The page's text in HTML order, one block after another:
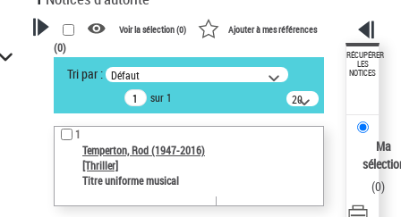
VOTRE RECHERCHE
Recherche avancée dans les
notices d’autorité
Œuvres liées à l'auteur :
Temperton, Rod (1947-2016)
Auteur d’œuvre
Voir la sélection (0) Ajouter à mes références
(0)
Tri par : Défaut
sur 1
20
résultats/page
1
Temperton, Rod (1947-2016)
[Thriller]
Titre uniforme musical
RÉCUPÉRER
LES
NOTICES
Ma
(0)